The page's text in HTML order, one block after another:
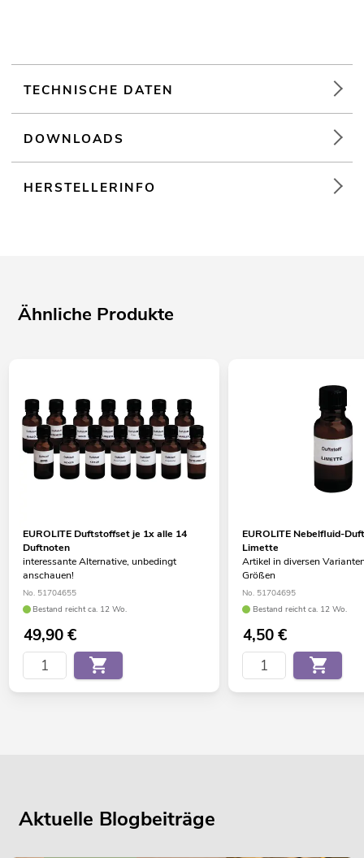
TECHNISCHE DATEN
DOWNLOADS
HERSTELLERINFO
Ähnliche Produkte
EUROLITE Duftstoffset je 1x alle 14
Duftnoten
interessante Alternative, unbedingt
anschauen!
No. 51704655
Bestand reicht ca. 12 Wo.
49,90€
EUROLITE Nebelfluid-
Limette
Artikel in diversen
Größen
No. 51704695
Bestand reicht ca. 12 Wo.
4,50€
Aktuelle Blogbeiträge